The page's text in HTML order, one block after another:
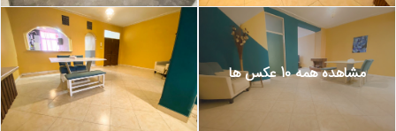
مشاهده همه 10 عکس ها